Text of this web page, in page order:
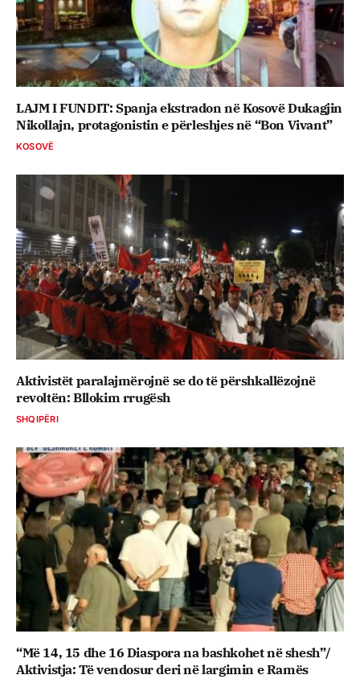
LAJM I FUNDIT: Spanja ekstradon në Kosovë Dukagjin
Nikollajn, protagonistin e përleshjes në “Bon Vivant”
KOSOVË
Aktivistët paralajmërojnë se do të përshkallëzojnë
revoltën: Bllokim rrugësh
SHQIPËRI
“Më 14, 15 dhe 16 Diaspora na bashkohet në shesh”/
Aktivistja: Të vendosur deri në largimin e Ramës